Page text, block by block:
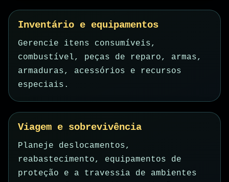
Inventário e equipamentos
Gerencie itens consumíveis,
combustível, peças de reparo, armas,
armaduras, acessórios e recursos
especiais.
Viagem e sobrevivência
Planeje deslocamentos,
reabastecimento, equipamentos de
proteção e a travessia de ambientes